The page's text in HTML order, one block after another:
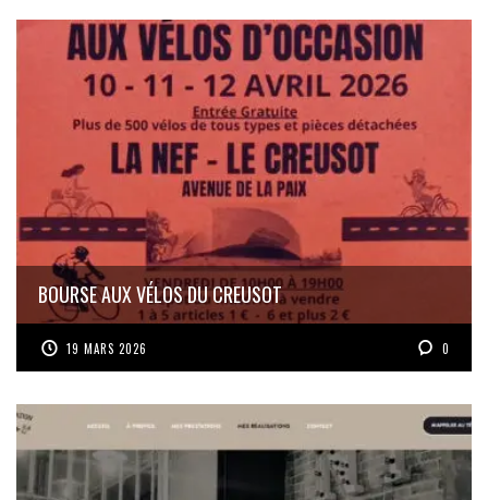
BOURSE AUX VÉLOS DU CREUSOT
19 MARS 2026 0